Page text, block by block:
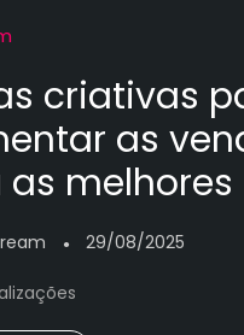
criativas
as
as melhores
● 29/08/2025